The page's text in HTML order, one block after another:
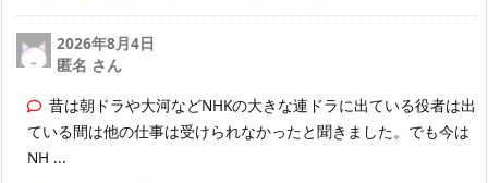
2026年8月4日
匿名 さん
昔は朝ドラや大河などNHKの大きな連ドラに出ている役者は出
ている間は他の仕事は受けられなかったと聞きました。でも今は
NH ...